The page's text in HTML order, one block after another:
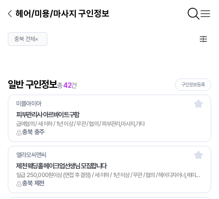
헤어/미용/마사지 구인정보
충북 전체 ×
일반 구인정보총42건 구인정보등록
충북 충주
미플아미아
피부관리사 아르바이트구함
급여협의 / 세 이하 / 1년 이상 / 무관 / 협의 / 피부관리,마사지,기타
충북 제천
엘라모씨앤씨
제천 웨딩홀 메이크업선생님 모집합니다
일급 250,000원이상 (면접 후 결정) / 세 이하 / 1년 이상 / 무관 / 협의 / 헤어디자이너,메이크업,기타